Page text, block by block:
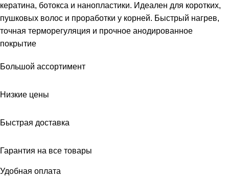
кератина, ботокса и нанопластики. Идеален для коротких,
пушковых волос и проработки у корней. Быстрый нагрев,
точная терморегуляция и прочное анодированное
покрытие
Большой ассортимент
Низкие цены
Быстрая доставка
Гарантия на все товары
Удобная оплата